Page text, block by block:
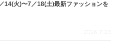
14(火)〜7／18(土)最新ファッションを
2026.7.23